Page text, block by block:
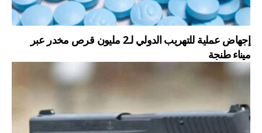
إجهاض عملية للتهريب الدولي لـ2 مليون قرص مخدر عبر
ميناء طنجة